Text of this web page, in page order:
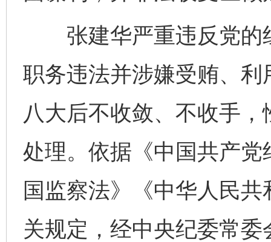
张建华严重违反党的
职务违法并涉嫌受贿、
八大后不收敛、不收手
处理。依据《中国共产
国监察法》《中华人民
关规定，经中央纪委常